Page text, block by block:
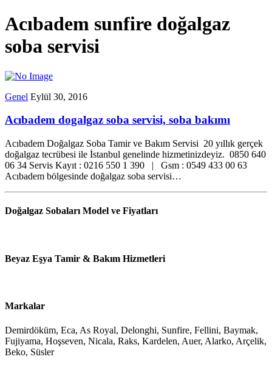
Acıbadem sunfire doğalgaz
soba servisi
Genel Eylül 30, 2016
Acıbadem dogalgaz soba servisi, soba bakımı
Acıbadem Doğalgaz Soba Tamir ve Bakım Servisi 20 yıllık gerçek
doğalgaz tecrübesi ile İstanbul genelinde hizmetinizdeyiz. 0850 640
06 34 Servis Kayıt : 0216 550 1 390 | Gsm : 0549 433 00 63
Acıbadem bölgesinde doğalgaz soba servisi…
Doğalgaz Sobaları Model ve Fiyatları
Beyaz Eşya Tamir & Bakım Hizmetleri
Markalar
Demirdöküm, Eca, As Royal, Delonghi, Sunfire, Fellini, Baymak,
Fujiyama, Hoşseven, Nicala, Raks, Kardelen, Auer, Alarko, Arçelik,
Beko, Süsler